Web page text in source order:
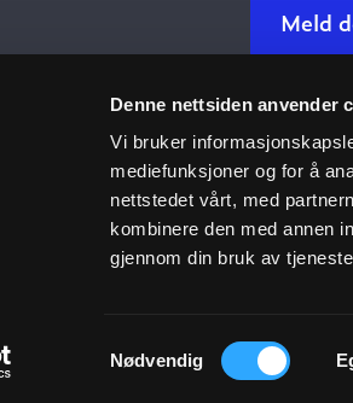
Denne nettsiden anvender
Vi bruker
mediefunksjoner og for å
nettstedet vårt, med
kombinere den med annen
gjennom din bruk av
Samtykkevalg
Nødvendig
Meld
Ulefos
Om oss
Her finner du